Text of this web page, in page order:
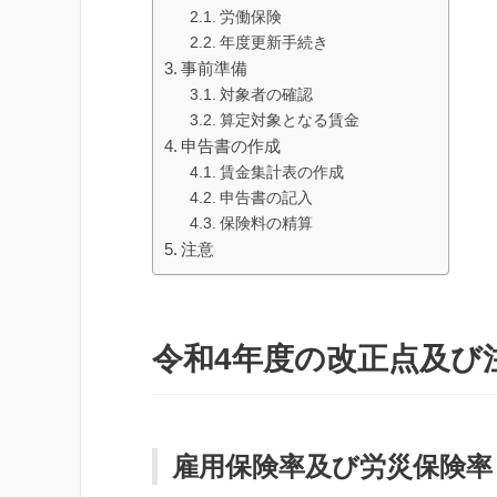
労働保険
年度更新手続き
事前準備
対象者の確認
算定対象となる賃金
申告書の作成
賃金集計表の作成
申告書の記入
保険料の精算
注意
令和4年度の改正点及び
雇用保険率及び労災保険率